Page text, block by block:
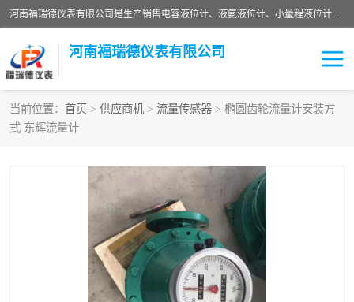
河南福瑞德仪表有限公司是生产销售电容液位计、液氨液位计、小量程液位计定制、智能锅炉水位计、液氮液位计等；并在产品开发、研制的过程中，吸取国内外仪器仪表的技术精华，建立了一支高、精、尖的科研开发队伍，使产品性能不断升级。
河南福瑞德仪表有限公司
当前位置： 首页 > 供应商机 > 流量传感器 > 椭圆齿轮流量计安装方
式 东辉流量计
液位计
流量传感器
液氮液位计
液位计传感器定制
物位计